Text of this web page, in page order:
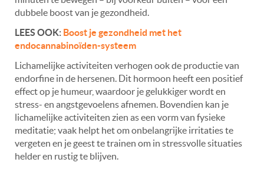
dubbele boost van je gezondheid.
LEES OOK: Boost je gezondheid met het
endocannabinoïden-systeem
Lichamelijke activiteiten verhogen ook de productie van
endorfine in de hersenen. Dit hormoon heeft een positief
effect op je humeur, waardoor je gelukkiger wordt en
stress- en angstgevoelens afnemen. Bovendien kan je
lichamelijke activiteiten zien as een vorm van fysieke
meditatie; vaak helpt het om onbelangrijke irritaties te
vergeten en je geest te trainen om in stressvolle situaties
helder en rustig te blijven.